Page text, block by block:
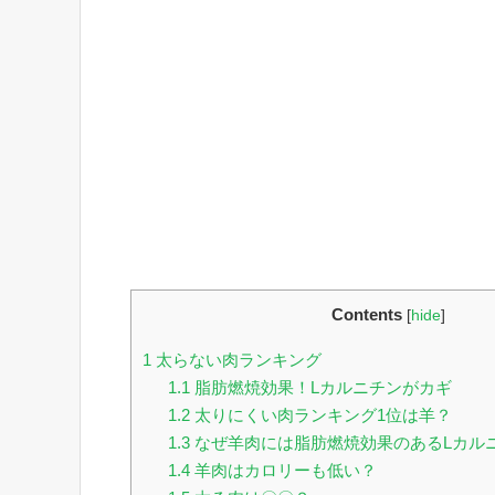
Contents [hide]
1 太らない肉ランキング
1.1 脂肪燃焼効果！Lカルニチンがカギ
1.2太りにくい肉ランキング1位は羊？
1.3なぜ羊肉には脂肪燃焼効果のあるLカル
1.4羊肉はカロリーも低い？